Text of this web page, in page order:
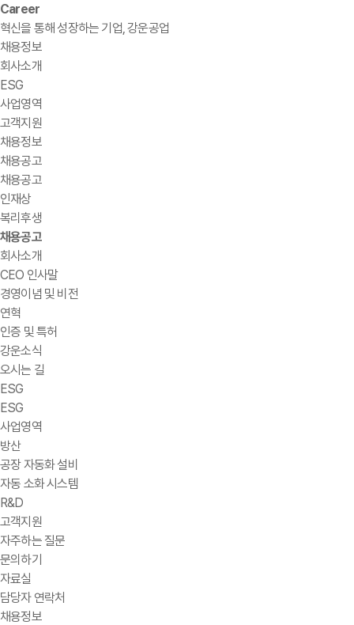
Career
혁신을 통해 성장하는 기업, 강운공업
채용정보
회사소개
ESG
사업영역
고객지원
채용정보
채용공고
채용공고
인재상
복리후생
채용공고
회사소개
CEO 인사말
경영이념 및 비전
연혁
인증 및 특허
강운소식
오시는 길
ESG
ESG
사업영역
방산
공장 자동화 설비
자동 소화 시스템
R&D
고객지원
자주하는 질문
문의하기
자료실
담당자 연락처
채용정보